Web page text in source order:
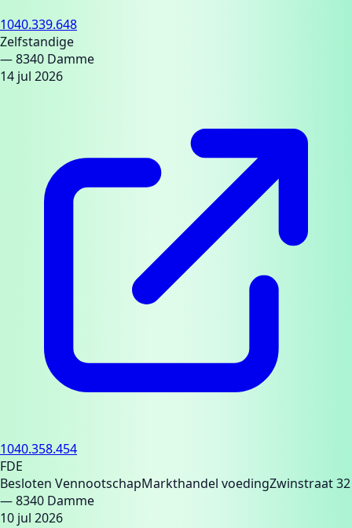
1040.339.648
Zelfstandige
— 8340 Damme
14 jul 2026
1040.358.454
FDE
Besloten VennootschapMarkthandel voedingZwinstraat 32
— 8340 Damme
10 jul 2026